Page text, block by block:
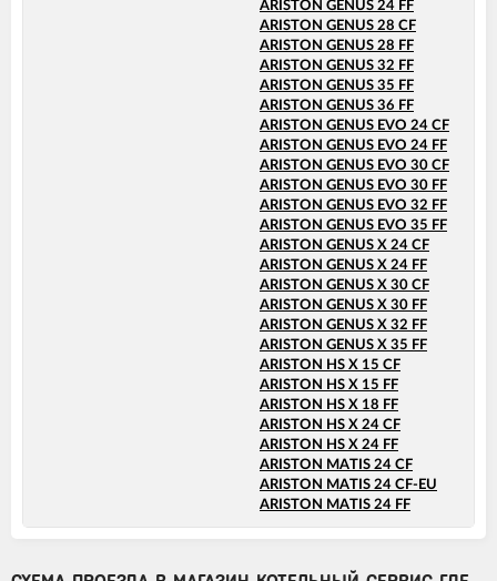
ARISTON GENUS 24 FF
ARISTON GENUS 28 CF
ARISTON GENUS 28 FF
ARISTON GENUS 32 FF
ARISTON GENUS 35 FF
ARISTON GENUS 36 FF
ARISTON GENUS EVO 24 CF
ARISTON GENUS EVO 24 FF
ARISTON GENUS EVO 30 CF
ARISTON GENUS EVO 30 FF
ARISTON GENUS EVO 32 FF
ARISTON GENUS EVO 35 FF
ARISTON GENUS X 24 CF
ARISTON GENUS X 24 FF
ARISTON GENUS X 30 CF
ARISTON GENUS X 30 FF
ARISTON GENUS X 32 FF
ARISTON GENUS X 35 FF
ARISTON HS X 15 CF
ARISTON HS X 15 FF
ARISTON HS X 18 FF
ARISTON HS X 24 CF
ARISTON HS X 24 FF
ARISTON MATIS 24 CF
ARISTON MATIS 24 CF-EU
ARISTON MATIS 24 FF